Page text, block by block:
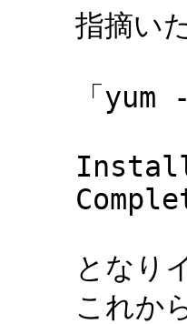
指摘い
「yum
となり
これから